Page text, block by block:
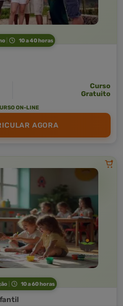
10 a 40 horas
Curso
Gratuito
ON-LINE
AGORA
10 a 60 horas